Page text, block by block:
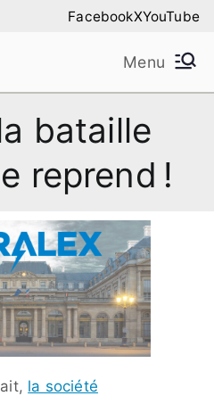
FacebookXYouTube
Les Amis
de
Menu
bataille
reprend !
la société